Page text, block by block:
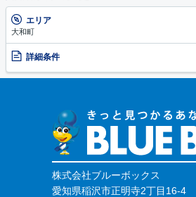
エリア
大和町
詳細条件
株式会社ブルーボックス
愛知県稲沢市正明寺2丁目16-4